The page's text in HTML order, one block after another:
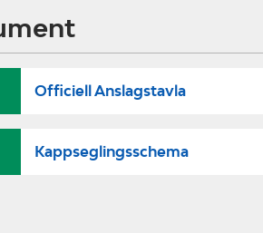
Officiell Anslagstavla
Kappseglingsschema